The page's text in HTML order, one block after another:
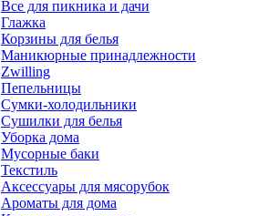
Все для пикника и дачи
Глажка
Корзины для белья
Маникюрные принадлежности
Zwilling
Пепельницы
Сумки-холодильники
Сушилки для белья
Уборка дома
Мусорные баки
Текстиль
Аксессуары для мясорубок
Ароматы для дома